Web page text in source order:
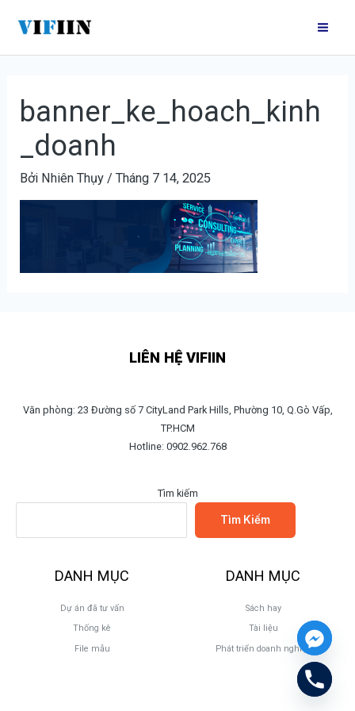
nội
banner_ke_hoach_kinh
_doanh
Bởi Nhiên Thụy /Tháng 7 14, 2025
LIÊN HỆ VIFIIN
Văn phòng: 23 Đường số 7 CityLand Park Hills, Phường 10, Q.Gò Vấp,
TP.HCM
Hotline: 0902.962.768
Tìm kiếm
Tìm Kiếm
DANH MỤC
Dự án đã tư vấn
Thống kê
File mẫu
DANH MỤC
Sách hay
Tài liệu
Phát triển doanh nghiệp